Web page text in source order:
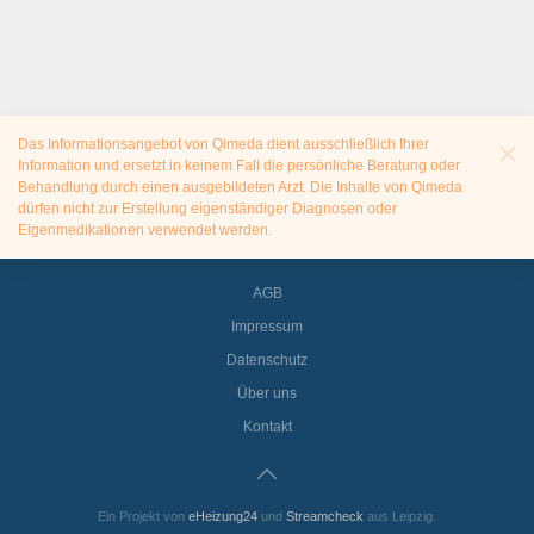
Das Informationsangebot von Qimeda dient ausschließlich Ihrer
Information und ersetzt in keinem Fall die persönliche Beratung oder
Behandlung durch einen ausgebildeten Arzt. Die Inhalte von Qimeda
dürfen nicht zur Erstellung eigenständiger Diagnosen oder
Eigenmedikationen verwendet werden.
AGB
Impressum
Datenschutz
Über uns
Kontakt
Ein Projekt von eHeizung24 und Streamcheck aus Leipzig.